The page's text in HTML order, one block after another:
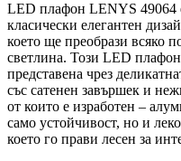
LED плафон LENYS 49064
класически елегантен
което ще преобрази всяко
светлина. Този LED
представена чрез
със сатенен завършек и
от които е изработен –
само устойчивост, но и
което го прави лесен за